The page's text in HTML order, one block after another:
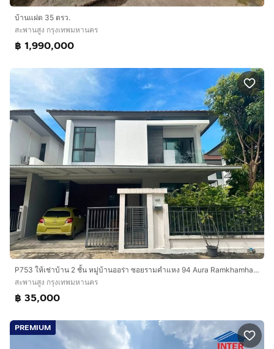
บ้านแฝด 35 ตรว.
สะพานสูง กรุงเทพมหานคร
฿ 1,990,000
P753 ให้เช่าบ้าน 2 ชั้น หมู่บ้านออร่า ซอยรามคำแหง 94 Aura Ramkhamhaeng 94 ตกแต่งสวยพร้อมเข้าอยู่ เหมาะพักอาศัย ใกล้เดอะพาสิโอ รามคำแหง ม.นิด
สะพานสูง กรุงเทพมหานคร
฿ 35,000
PREMIUM